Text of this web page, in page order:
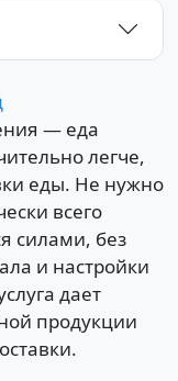
— еда
легче,
еды. Не нужно
всего
силами, без
и настройки
дает
продукции